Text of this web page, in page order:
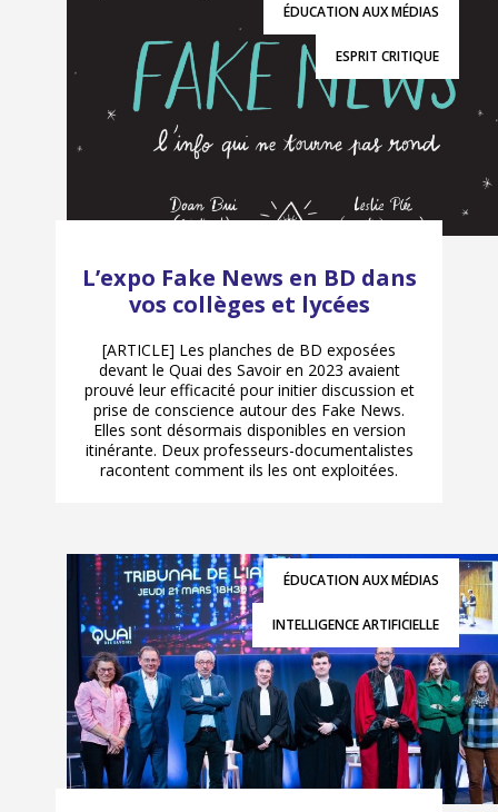
ÉDUCATION AUX MÉDIAS
ESPRIT CRITIQUE
L’expo Fake News en BD dans
vos collèges et lycées
[ARTICLE] Les planches de BD exposées
devant le Quai des Savoir en 2023 avaient
prouvé leur efficacité pour initier discussion et
prise de conscience autour des Fake News.
Elles sont désormais disponibles en version
itinérante. Deux professeurs-documentalistes
racontent comment ils les ont exploitées.
ÉDUCATION AUX MÉDIAS
INTELLIGENCE ARTIFICIELLE